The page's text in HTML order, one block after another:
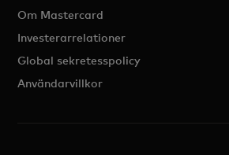
Om Mastercard
Investerarrelationer
Global sekretesspolicy
Användarvillkor